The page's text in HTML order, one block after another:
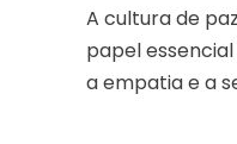
A cultura de
papel
a empatia e a